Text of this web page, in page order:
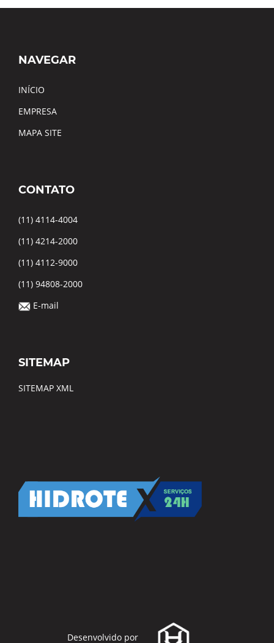
NAVEGAR
INÍCIO
EMPRESA
MAPA SITE
CONTATO
(11) 4114-4004
(11) 4214-2000
(11) 4112-9000
(11) 94808-2000
E-mail
SITEMAP
SITEMAP XML
Desenvolvido por